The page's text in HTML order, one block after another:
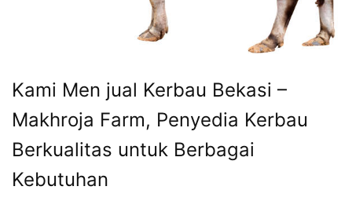
Kami Men jual Kerbau Bekasi –
Makhroja Farm, Penyedia Kerbau
Berkualitas untuk Berbagai
Kebutuhan